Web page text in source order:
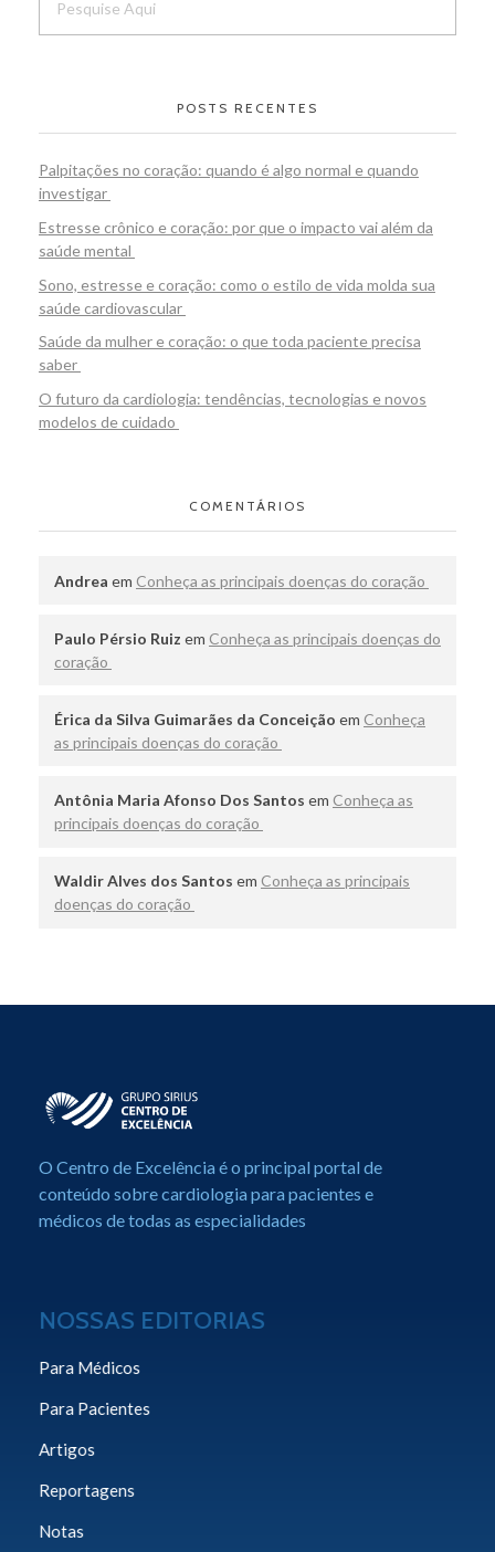
POSTS RECENTES
Palpitações no coração: quando é algo normal e quando
investigar
Estresse crônico e coração: por que o impacto vai além da
saúde mental
Sono, estresse e coração: como o estilo de vida molda sua
saúde cardiovascular
Saúde da mulher e coração: o que toda paciente precisa
saber
O futuro da cardiologia: tendências, tecnologias e novos
modelos de cuidado
COMENTÁRIOS
Andrea em Conheça as principais doenças do coração
Paulo Pérsio Ruiz em Conheça as principais doenças do
coração
Érica da Silva Guimarães da Conceição em Conheça
as principais doenças do coração
Antônia Maria Afonso Dos Santos em Conheça as
principais doenças do coração
Waldir Alves dos Santos em Conheça as principais
doenças do coração
Centro de Excelência em Cardiologia
O Centro de Excelência é o principal portal de
conteúdo sobre cardiologia para pacientes e
médicos de todas as especialidades
NOSSAS EDITORIAS
Para Médicos
Para Pacientes
Artigos
Reportagens
Notas